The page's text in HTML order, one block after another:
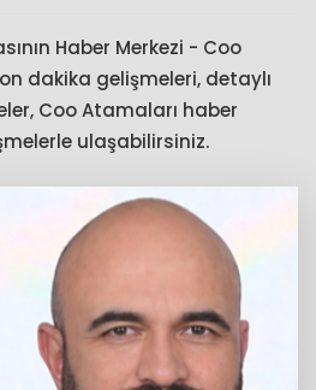
Haber Merkezi - Coo
dakika gelişmeleri, detaylı
Coo Atamaları haber
ulaşabilirsiniz.